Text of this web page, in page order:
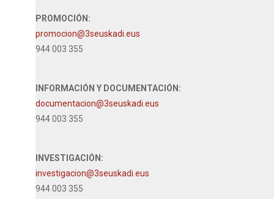
PROMOCIÓN:
promocion@3seuskadi.eus
944 003 355
INFORMACIÓN Y DOCUMENTACIÓN:
documentacion@3seuskadi.eus
944 003 355
INVESTIGACIÓN:
investigacion@3seuskadi.eus
944 003 355